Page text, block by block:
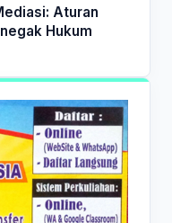
Aturan
Hukum